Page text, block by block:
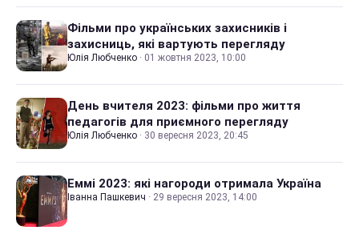
Фільми про українських захисників і
захисниць, які вартують перегляду
Юлія Любченко · 01 жовтня 2023, 10:00
День вчителя 2023: фільми про життя
педагогів для приємного перегляду
Юлія Любченко · 30 вересня 2023, 20:45
Еммі 2023: які нагороди отримала Україна
Іванна Пашкевич · 29 вересня 2023, 14:00